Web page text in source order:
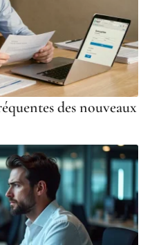
des nouveaux